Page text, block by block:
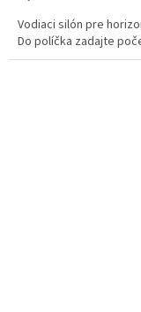
Vodiaci silón pre
Do políčka zadajte